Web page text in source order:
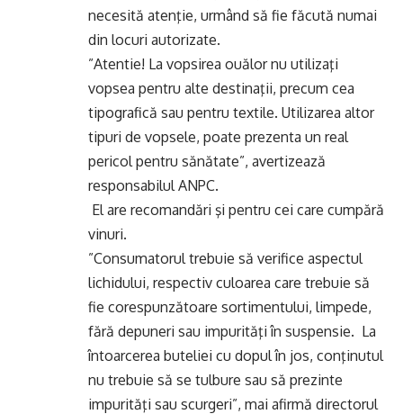
necesită atenţie, urmând să fie făcută numai
din locuri autorizate.
”Atentie! La vopsirea ouălor nu utilizaţi
vopsea pentru alte destinaţii, precum cea
tipografică sau pentru textile. Utilizarea altor
tipuri de vopsele, poate prezenta un real
pericol pentru sănătate”, avertizează
responsabilul ANPC.
El are recomandări şi pentru cei care cumpără
vinuri.
”Consumatorul trebuie să verifice aspectul
lichidului, respectiv culoarea care trebuie să
fie corespunzătoare sortimentului, limpede,
fără depuneri sau impurităţi în suspensie. La
întoarcerea buteliei cu dopul în jos, conţinutul
nu trebuie să se tulbure sau să prezinte
impurităţi sau scurgeri”, mai afirmă directorul